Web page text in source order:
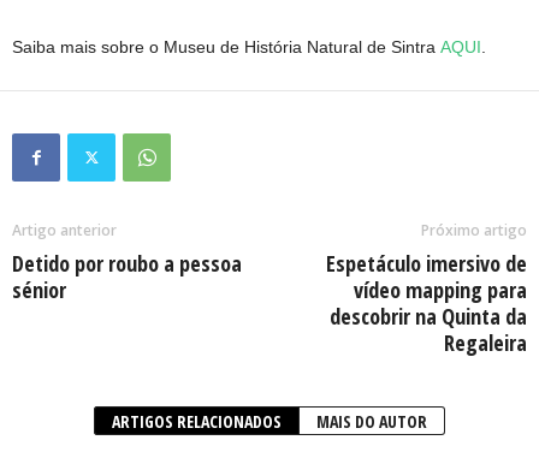
Saiba mais sobre o Museu de História Natural de Sintra AQUI
Artigo anterior
Detido por roubo a pessoa
sénior
Próximo artigo
Espetáculo imersivo de
vídeo mapping para
descobrir na Quinta da
Regaleira
ARTIGOS RELACIONADOS MAIS DO AUTOR